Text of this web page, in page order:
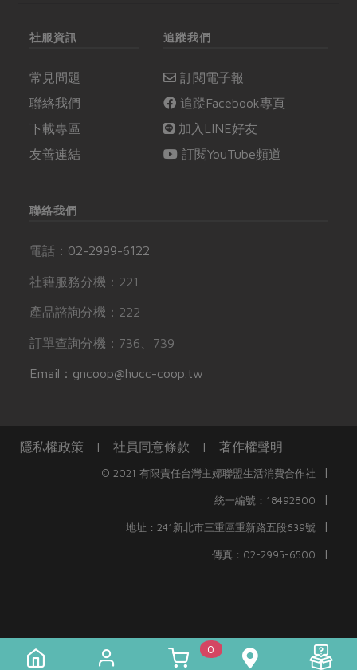
社服資訊
常見問題
聯絡我們
下載專區
友善連結
追蹤我們
訂閱電子報
追蹤Facebook專頁
加入LINE好友
訂閱YouTube頻道
聯絡我們
電話： 02-2999-6122
社籍服務分機：221
產品諮詢分機：222
訂單查詢分機：736、739
Email：gncoop@hucc-coop.tw
隱私權政策 | 社員同意條款 | 著作權聲明
© 2021 有限責任台灣主婦聯盟生活消費合作社 |
統一編號：18492800 |
地址：241新北市三重區重新路五段639號 |
傳真：02-2995-6500 |
0